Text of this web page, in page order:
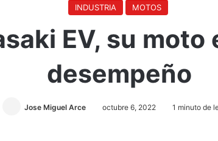
INDUSTRIA MOTOS
EV, su
desempeño
Jose Miguel Arce octubre 6, 2022 1 minuto de